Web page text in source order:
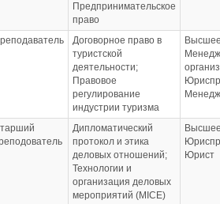
Предпринимательское
право
Договорное право в
туристской
деятельности;
Правовое
регулирование
индустрии туризма
Дипломатический
протокол и этика
деловых отношений;
Технологии и
организация деловых
мероприятий (МICE)
Юрист